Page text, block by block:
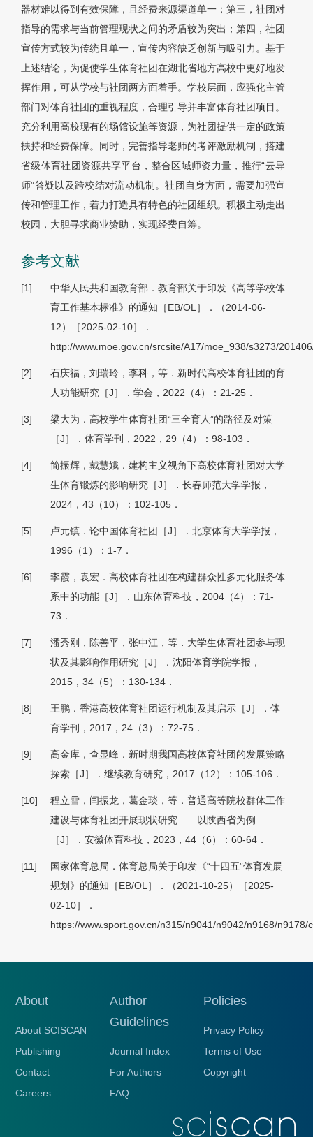
器材难以得到有效保障，且经费来源渠道单一；第三，社团对
指导的需求与当前管理现状之间的矛盾较为突出；第四，社团
宣传方式较为传统且单一，宣传内容缺乏创新与吸引力。基于
上述结论，为促使学生体育社团在湖北省地方高校中更好地发
挥作用，可从学校与社团两方面着手。学校层面，应强化主管
部门对体育社团的重视程度，合理引导并丰富体育社团项目。
充分利用高校现有的场馆设施等资源，为社团提供一定的政策
扶持和经费保障。同时，完善指导老师的考评激励机制，搭建
省级体育社团资源共享平台，整合区域师资力量，推行“云导
师”答疑以及跨校结对流动机制。社团自身方面，需要加强宣
传和管理工作，着力打造具有特色的社团组织。积极主动走出
校园，大胆寻求商业赞助，实现经费自筹。
参考文献
[1]
中华人民共和国教育部．教育部关于印发《高等学校体
育工作基本标准》的通知［EB/OL］．（2014-06-
12）［2025-02-10］．
http://www.moe.gov.cn/srcsite/A17/moe_938/s3273/
[2]
石庆福，刘瑞玲，李科，等．新时代高校体育社团的育
人功能研究［J］．学会，2022（4）：21-25．
[3]
梁大为．高校学生体育社团“三全育人”的路径及对策
［J］．体育学刊，2022，29（4）：98-103．
[4]
简振辉，戴慧娥．建构主义视角下高校体育社团对大学
生体育锻炼的影响研究［J］．长春师范大学学报，
2024，43（10）：102-105．
[5]
卢元镇．论中国体育社团［J］．北京体育大学学报，
1996（1）：1-7．
[6]
李霞，袁宏．高校体育社团在构建群众性多元化服务体
系中的功能［J］．山东体育科技，2004（4）：71-
73．
[7]
潘秀刚，陈善平，张中江，等．大学生体育社团参与现
状及其影响作用研究［J］．沈阳体育学院学报，
2015，34（5）：130-134．
[8]
王鹏．香港高校体育社团运行机制及其启示［J］．体
育学刊，2017，24（3）：72-75．
[9]
高金库，查显峰．新时期我国高校体育社团的发展策略
探索［J］．继续教育研究，2017（12）：105-106．
[10]
程立雪，闫振龙，葛金琰，等．普通高等院校群体工作
建设与体育社团开展现状研究——以陕西省为例
［J］．安徽体育科技，2023，44（6）：60-64．
[11]
国家体育总局．体育总局关于印发《“十四五”体育发展
规划》的通知［EB/OL］．（2021-10-25）［2025-
02-10］．
https://www.sport.gov.cn/n315/n9041/n9042/n9168/
About
About SCISCAN
Publishing
Contact
Careers
Author
Guidelines
Journal Index
For Authors
FAQ
Policies
Privacy Policy
Terms of Use
Copyright